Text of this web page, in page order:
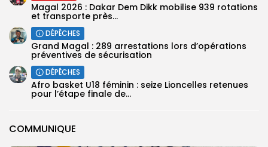
COMMUNIQUE
Magal 2026 : Dakar Dem Dikk mobilise 939 rotations
et transporte près...
DÉPÊCHES
Grand Magal : 289 arrestations lors d’opérations
préventives de sécurisation
DÉPÊCHES
‎Afro basket U18 féminin : seize Lioncelles retenues
pour l’étape finale de...